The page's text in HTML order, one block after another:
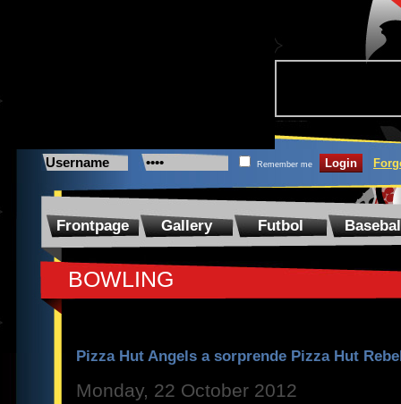
Remember me
Frontpage Gallery Futbol
BOWLING
Pizza Hut Angels a sorprende Pizza Hut
Monday, 22 October 2012